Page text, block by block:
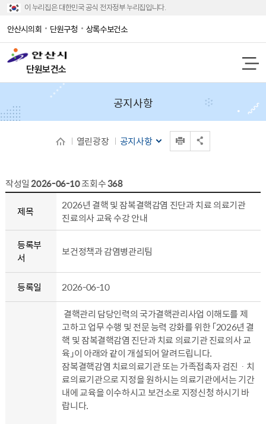
이 누리집은 대한민국 공식 전자정부 누리집입니다.
안산시의회 단원구청 상록수보건소
단원보건소
공지사항
열린광장 공지사항
작성일2026-06-10조회수368
제목
2026년 결핵 및 잠복결핵감염 진단과 치료 의료기관
진료의사 교육 수강 안내
등록부
서
보건정책과 감염병관리팀
등록일 2026-06-10
결핵관리 담당인력의 국가결핵관리사업 이해도를 제
고하고 업무 수행 및 전문 능력 강화를 위한 「2026년 결
핵 및 잠복결핵감염 진단과 치료 의료기관 진료의사 교
육」이 아래와 같이 개설되어 알려드립니다.
잠복결핵감염 치료의료기관 또는 가족접촉자 검진ㆍ치
료의료기관으로 지정을 원하시는 의료기관에서는 기간
내에 교육을 이수하시고 보건소로 지정신청 하시기 바
랍니다.